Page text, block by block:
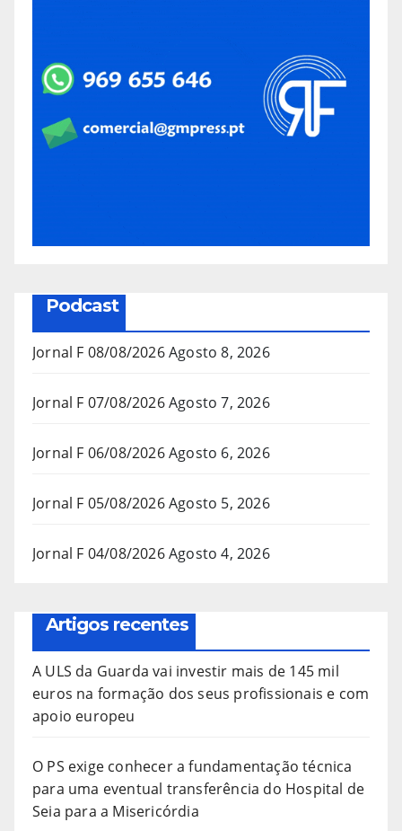
Podcast
Jornal F 08/08/2026Agosto 8, 2026
Jornal F 07/08/2026Agosto 7, 2026
Jornal F 06/08/2026Agosto 6, 2026
Jornal F 05/08/2026Agosto 5, 2026
Jornal F 04/08/2026Agosto 4, 2026
Artigos recentes
A ULS da Guarda vai investir mais de 145 mil
euros na formação dos seus profissionais e com
apoio europeu
O PS exige conhecer a fundamentação técnica
para uma eventual transferência do Hospital de
Seia para a Misericórdia